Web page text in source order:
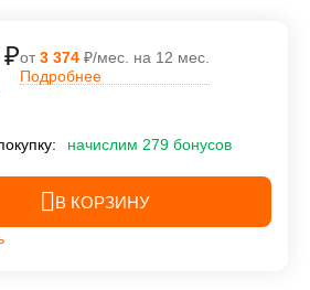
₽от 3 374 ₽/мес. на 12 мес.
Подробнее
начислим 279 бонусов
В КОРЗИНУ